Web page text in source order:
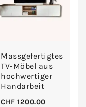
Massgefertigtes
TV-Möbel aus
hochwertiger
Handarbeit
CHF 1200.00